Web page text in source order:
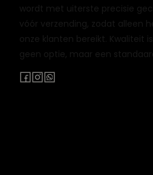
wordt met uiterste precisie
vóór verzending, zodat alleen
onze klanten bereikt. Kwaliteit
geen optie, maar een